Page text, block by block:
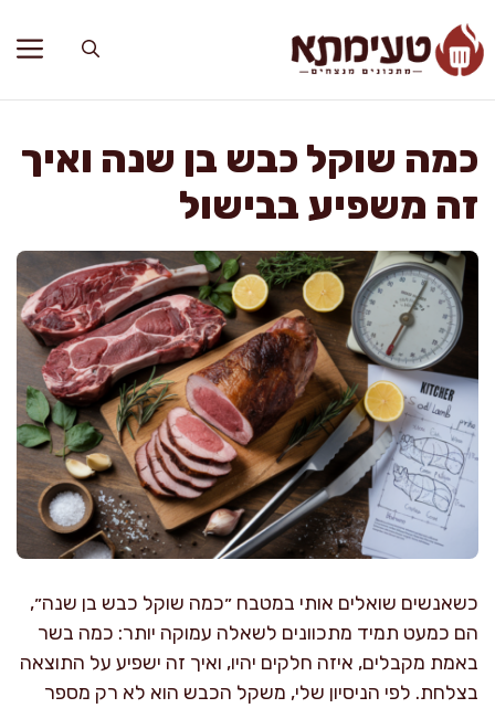
לתוכן
כמה שוקל כבש בן שנה ואיך
זה משפיע בבישול
כשאנשים שואלים אותי במטבח ״כמה שוקל כבש בן שנה״,
הם כמעט תמיד מתכוונים לשאלה עמוקה יותר: כמה בשר
באמת מקבלים, איזה חלקים יהיו, ואיך זה ישפיע על התוצאה
בצלחת. לפי הניסיון שלי, משקל הכבש הוא לא רק מספר